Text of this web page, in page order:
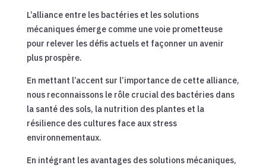
L’alliance entre les bactéries et les solutions
mécaniques émerge comme une voie prometteuse
pour relever les défis actuels et façonner un avenir
plus prospère.
En mettant l’accent sur l’importance de cette alliance,
nous reconnaissons le rôle crucial des bactéries dans
la santé des sols, la nutrition des plantes et la
résilience des cultures face aux stress
environnementaux.
En intégrant les avantages des solutions mécaniques,